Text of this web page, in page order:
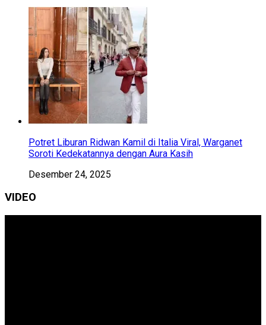
Potret Liburan Ridwan Kamil di Italia Viral, Warganet
Soroti Kedekatannya dengan Aura Kasih
Desember 24, 2025
VIDEO